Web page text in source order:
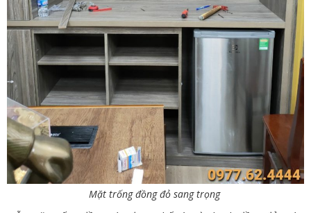
Mặt trống đồng đỏ sang trọng